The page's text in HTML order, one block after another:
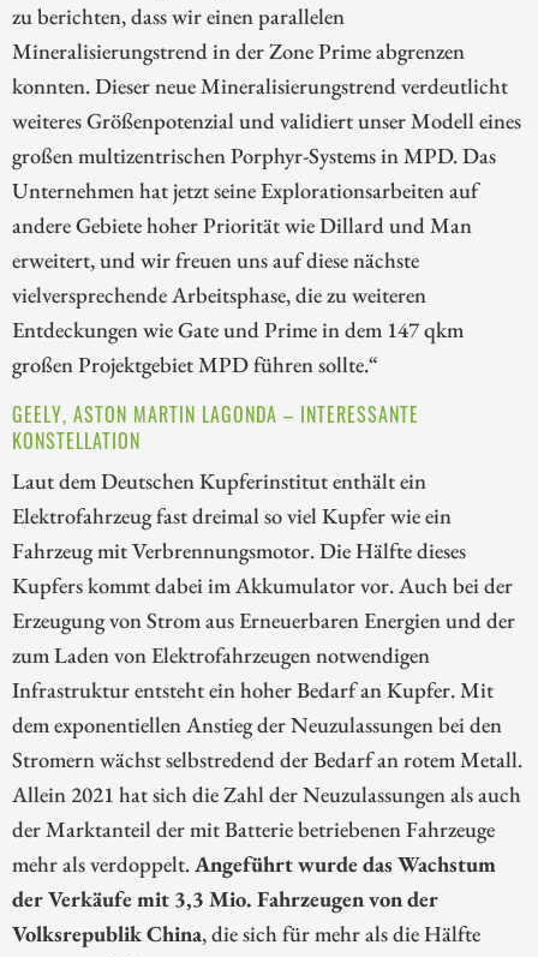
zu berichten, dass wir einen parallelen
Mineralisierungstrend in der Zone Prime abgrenzen
konnten. Dieser neue Mineralisierungstrend verdeutlicht
weiteres Größenpotenzial und validiert unser Modell eines
großen multizentrischen Porphyr-Systems in MPD. Das
Unternehmen hat jetzt seine Explorationsarbeiten auf
andere Gebiete hoher Priorität wie Dillard und Man
erweitert, und wir freuen uns auf diese nächste
vielversprechende Arbeitsphase, die zu weiteren
Entdeckungen wie Gate und Prime in dem 147 qkm
großen Projektgebiet MPD führen sollte.“
GEELY, ASTON MARTIN LAGONDA – INTERESSANTE
KONSTELLATION
Laut dem Deutschen Kupferinstitut enthält ein
Elektrofahrzeug fast dreimal so viel Kupfer wie ein
Fahrzeug mit Verbrennungsmotor. Die Hälfte dieses
Kupfers kommt dabei im Akkumulator vor. Auch bei der
Erzeugung von Strom aus Erneuerbaren Energien und der
zum Laden von Elektrofahrzeugen notwendigen
Infrastruktur entsteht ein hoher Bedarf an Kupfer. Mit
dem exponentiellen Anstieg der Neuzulassungen bei den
Stromern wächst selbstredend der Bedarf an rotem Metall.
Allein 2021 hat sich die Zahl der Neuzulassungen als auch
der Marktanteil der mit Batterie betriebenen Fahrzeuge
mehr als verdoppelt.Angeführt wurde das Wachstum
der Verkäufe mit 3,3 Mio. Fahrzeugen von der
Volksrepublik China, die sich für mehr als die Hälfte